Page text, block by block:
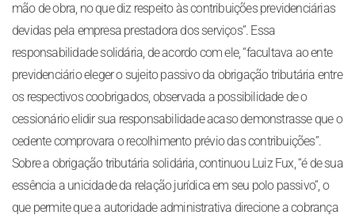
mão de obra, no que diz respeito às contribuições previdenciárias
devidas pela empresa prestadora dos serviços”. Essa
responsabilidade solidária, de acordo com ele, “facultava ao ente
previdenciário eleger o sujeito passivo da obrigação tributária entre
os respectivos coobrigados, observada a possibilidade de o
cessionário elidir sua responsabilidade acaso demonstrasse que o
cedente comprovara o recolhimento prévio das contribuições”.
Sobre a obrigação tributária solidária, continuou Luiz Fux, “é de sua
essência a unicidade da relação jurídica em seu polo passivo”, o
que permite que a autoridade administrativa direcione a cobrança